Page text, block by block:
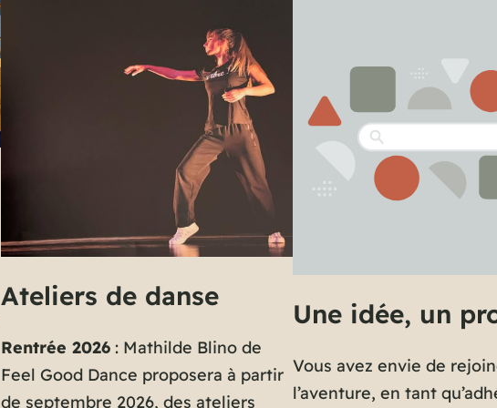
vivez
cultures
!
Ateliers de danse
Rentrée 2026 : Mathilde Blino de
Feel Good Dance proposera à partir
de septembre 2026, des ateliers
Une idée, un
Vous avez envie de
l’aventure, en tant